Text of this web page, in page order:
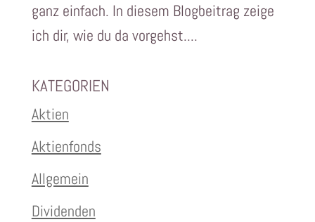
ganz einfach. In diesem Blogbeitrag zeige
ich dir, wie du da vorgehst....
KATEGORIEN
Aktien
Aktienfonds
Allgemein
Dividenden